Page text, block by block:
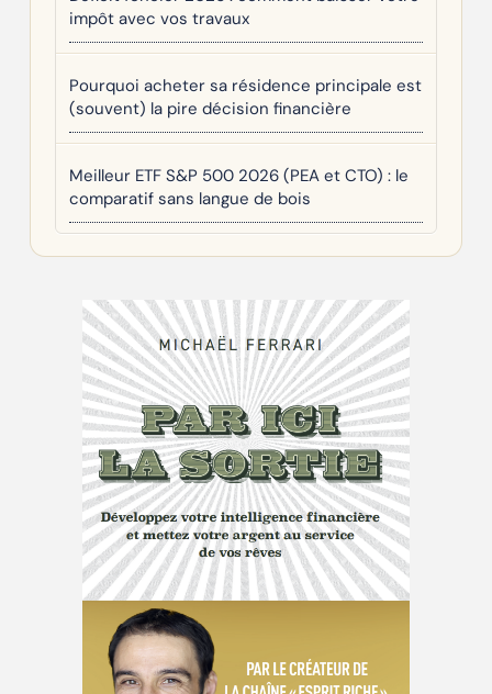
impôt avec vos travaux
Pourquoi acheter sa résidence principale est
(souvent) la pire décision financière
Meilleur ETF S&P 500 2026 (PEA et CTO) : le
comparatif sans langue de bois